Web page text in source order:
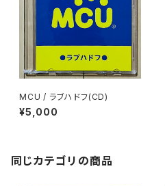
MCU / ラブハドフ(CD)
¥5,000
同じカテゴリの商品